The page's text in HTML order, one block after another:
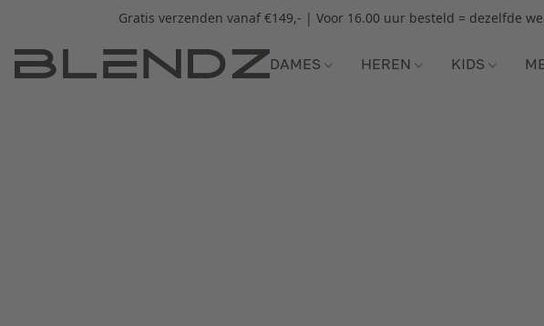
Gratis verzenden vanaf €149,- | Voor 16.00 uur besteld = dezelfde
DAMES HEREN KIDS